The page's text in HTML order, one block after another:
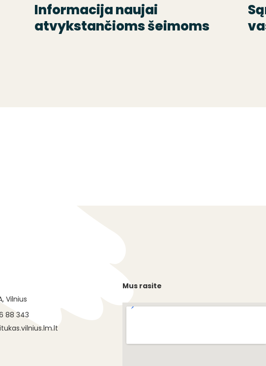
Informacija naujai
atvykstančioms šeimoms
Vilnius
88 343
Mus rasite